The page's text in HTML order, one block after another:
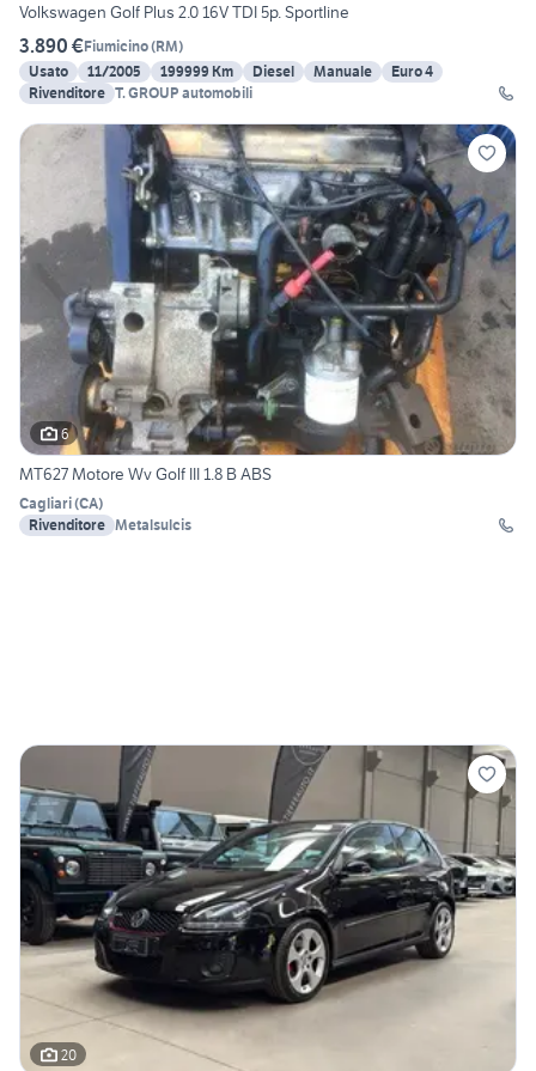
Volkswagen Golf Plus 2.0 16V TDI 5p. Sportline
3.890 €Fiumicino(RM)
Usato
11/2005 199999 Km Diesel Manuale
Euro 4
Rivenditore T. GROUP automobili
6
MT627 Motore Wv Golf III 1.8 B ABS
Cagliari(CA)
Rivenditore Metalsulcis
20